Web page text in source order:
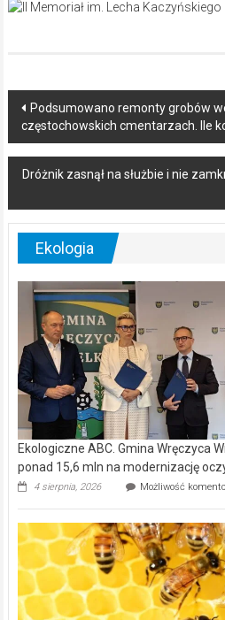
Post
navigation
Podsumowano remonty grobów
częstochowskich cmentarzach. Ile
Dróżnik zasnął na służbie i nie
Ekologia
Ekologiczne ABC. Gmina Wręczyca
ponad 15,6 mln na modernizację
4 sierpnia, 2026 Możliwość